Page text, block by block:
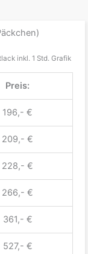
inkl. 1 Std. Grafik
Preis:
196,- €
209,- €
228,- €
266,- €
361,- €
527,- €